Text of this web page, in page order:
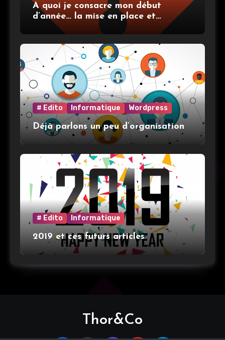
A quoi je consacre mon début
d’année… la mise en place et
l’utilisation de git
# Edito Informatique Wordpress
Déjà parlons un peu d’organisation
# Edito Informatique
2019 et ces futurs articles
Thor&Co